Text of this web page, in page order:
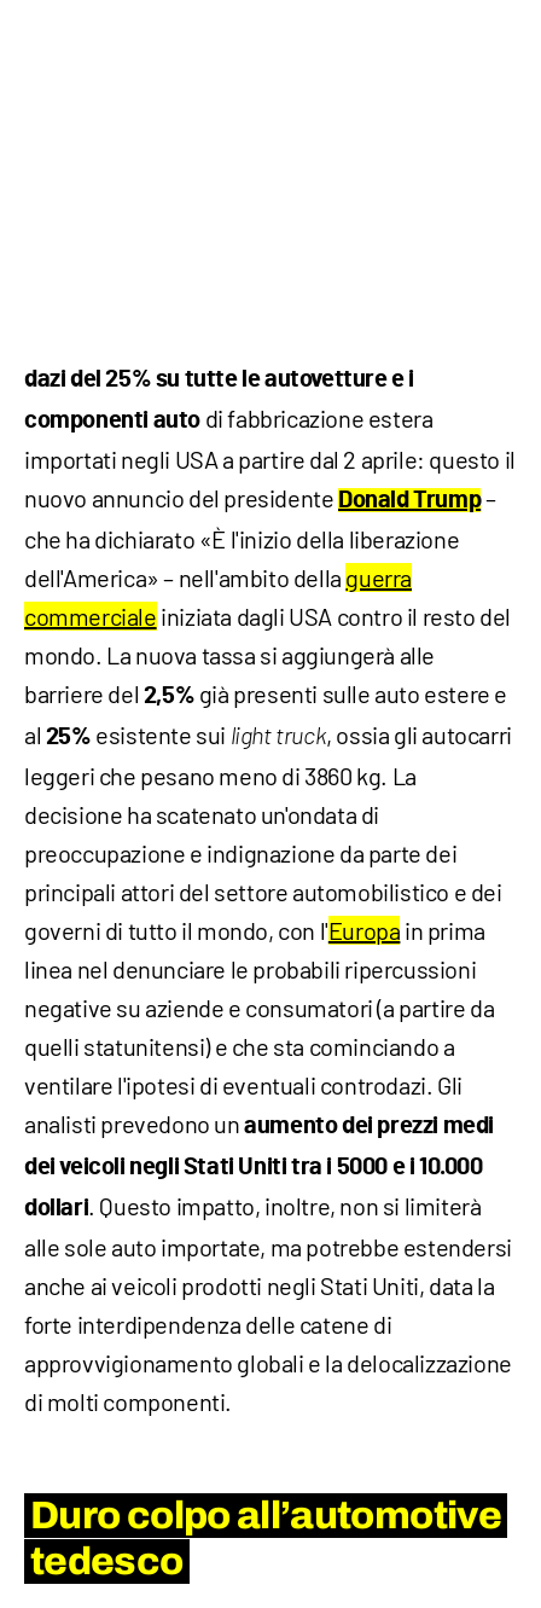
dazi del 25% su tutte le autovetturee i
componenti auto di fabbricazione estera
importati negli USA a partire dal 2 aprile: questo il
nuovo annuncio del presidenteDonald Trump–
che ha dichiarato «È l'inizio della liberazione
dell'America» – nell'ambito della guerra
commerciale iniziata dagli USA contro il resto del
mondo. La nuova tassa si aggiungerà alle
barriere del 2,5% già presenti sulle auto estere e
al 25% esistente sui light truck, ossia gli autocarri
leggeri che pesano meno di 3860 kg. La
decisione ha scatenato un'ondata di
preoccupazione e indignazione da parte dei
principali attori del settore automobilistico e dei
governi di tutto il mondo, con l'Europa in prima
linea nel denunciare le probabili ripercussioni
negative su aziende e consumatori (a partire da
quelli statunitensi) e che sta cominciando a
ventilare l'ipotesi di eventuali controdazi. Gli
analisti prevedono unaumento dei prezzi medi
dei veicoli negli Stati Uniti tra i 5000 e i 10.000
dollari. Questo impatto, inoltre, non si limiterà
alle sole auto importate, ma potrebbe estendersi
anche ai veicoli prodotti negli Stati Uniti, data la
forte interdipendenza delle catene di
approvvigionamento globali e la delocalizzazione
di molti componenti.
Duro colpo all’automotive
tedesco